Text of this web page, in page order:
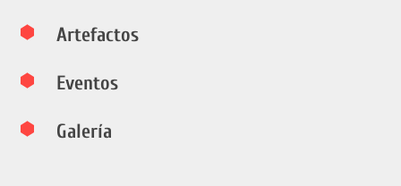
Artefactos
Eventos
Galería